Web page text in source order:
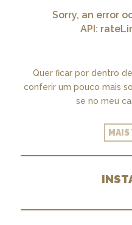
Sorry, an error
API:
Quer ficar por dentro
conferir um pouco mais
se no meu
MAIS